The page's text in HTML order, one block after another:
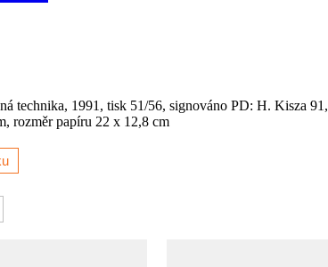
technika, 1991, tisk 51/56, signováno PD: H. Kisza 91,
rozměr papíru 22 x 12,8 cm